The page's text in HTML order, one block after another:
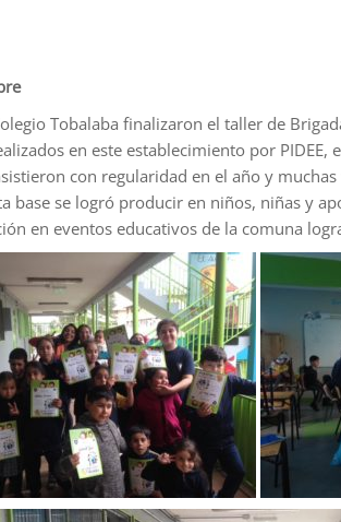
Tobalaba finalizaron el taller de
en este establecimiento por
con regularidad en el año y
base se logró producir en niños, niñas y
en eventos educativos de la comuna